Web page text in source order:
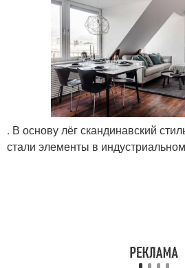
. В основу лёг скандинавский
стали элементы в